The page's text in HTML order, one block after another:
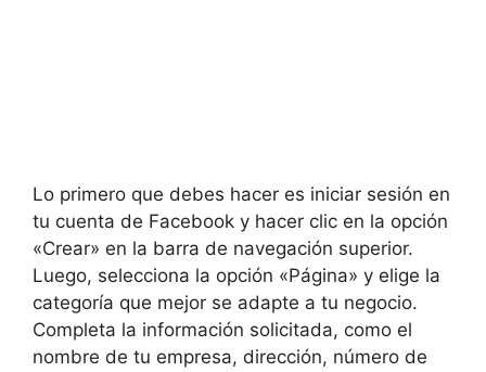
Lo primero que debes hacer es iniciar sesión en
tu cuenta de Facebook y hacer clic en la opción
«Crear» en la barra de navegación superior.
Luego, selecciona la opción «Página» y elige la
categoría que mejor se adapte a tu negocio.
Completa la información solicitada, como el
nombre de tu empresa, dirección, número de